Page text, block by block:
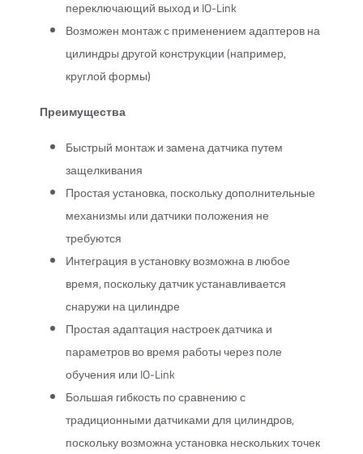
переключающий выход и IO-Link
Возможен монтаж с применением адаптеров на
цилиндры другой конструкции (например,
круглой формы)
Преимущества
Быстрый монтаж и замена датчика путем
защелкивания
Простая установка, поскольку дополнительные
механизмы или датчики положения не
требуются
Интеграция в установку возможна в любое
время, поскольку датчик устанавливается
снаружи на цилиндре
Простая адаптация настроек датчика и
параметров во время работы через поле
обучения или IO-Link
Большая гибкость по сравнению с
традиционными датчиками для цилиндров,
поскольку возможна установка нескольких точек